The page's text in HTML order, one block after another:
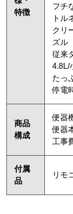
特徴
フチ
トル
クリ
ズル
従来
4.8L/
たっ
停電
商品
構成
便器
便器
工事
付属
品
リモ